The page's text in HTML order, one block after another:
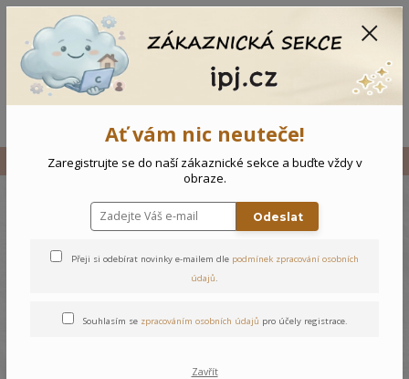
Vše Dětské šaty pláž
Dětské šaty pláž
Ať vám nic neuteče!
Zaregistrujte se do naší zákaznické sekce a buďte vždy v
obraze.
Odeslat
Přeji si odebírat novinky e-mailem dle podmínek zpracování osobních
údajů.
Souhlasím se zpracováním osobních údajů pro účely registrace.
Zavřít